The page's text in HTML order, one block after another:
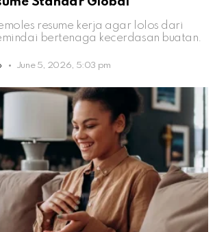
resume kerja agar lolos dari
bertenaga kecerdasan buatan.
June 5, 2026, 5:03 pm